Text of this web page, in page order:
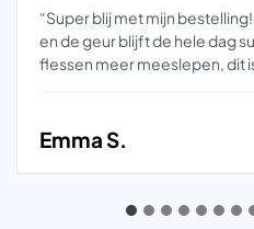
“Super blij met mijn
en de geur blijft de hele dag
flessen meer meeslepen, dit
Emma S.